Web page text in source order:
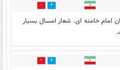
8
امام خامنه ای. شعار امسال بسیار
1